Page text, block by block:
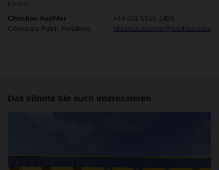
Kontakt
Christian Auchter
Corporate Public Relations
+49 831 5916-1426
christian.auchter@dachser.com
Das könnte Sie auch interessieren